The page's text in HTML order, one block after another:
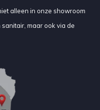
alleen in onze showroom
maar ook via de